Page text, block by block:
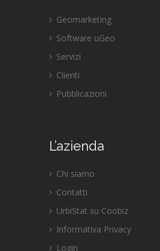
Geomarketing
Software uGeo
Servizi
Clienti
Pubblicazioni
L’azienda
Chi siamo
Contatti
UrbiStat su Coobiz
Informativa Privacy
Login